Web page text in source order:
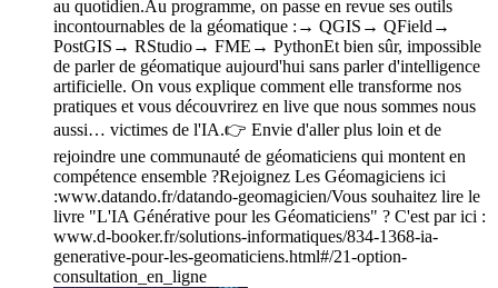
au quotidien.Au programme, on passe en revue ses outils
incontournables de la géomatique :→ QGIS→ QField→
PostGIS→ RStudio→ FME→ PythonEt bien sûr, impossible
de parler de géomatique aujourd'hui sans parler d'intelligence
artificielle. On vous explique comment elle transforme nos
pratiques et vous découvrirez en live que nous sommes nous
aussi… victimes de l'IA.👉 Envie d'aller plus loin et de
rejoindre une communauté de géomaticiens qui montent en
compétence ensemble ?Rejoignez Les Géomagiciens ici
:www.datando.fr/datando-geomagicien/Vous souhaitez lire le
livre "L'IA Générative pour les Géomaticiens" ? C'est par ici :
www.d-booker.fr/solutions-informatiques/834-1368-ia-
generative-pour-les-geomaticiens.html#/21-option-
consultation_en_ligne